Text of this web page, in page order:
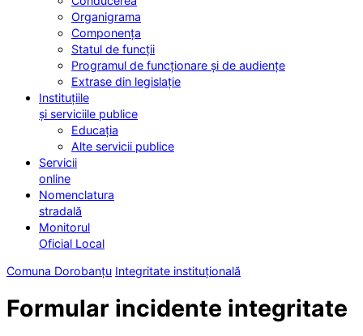
Organigrama
Componența
Statul de funcții
Programul de funcționare și de audiențe
Extrase din legislație
Instituțiile
și serviciile publice
Educația
Alte servicii publice
Servicii
online
Nomenclatura
stradală
Monitorul
Oficial Local
Comuna Dorobanțu Integritate instituțională
Formular incidente integritate